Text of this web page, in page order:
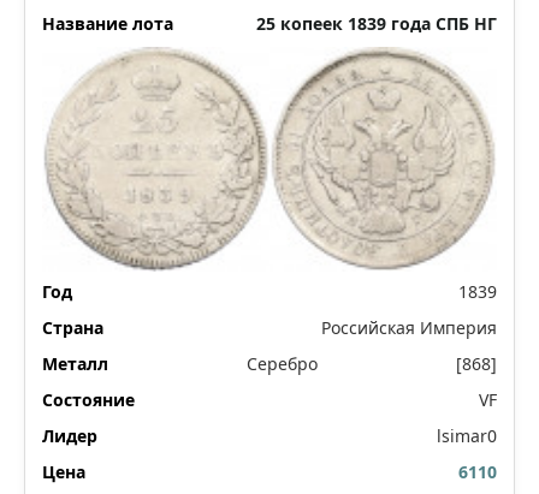
25 копеек 1839 года СПБ НГ
1839
Российская Империя
Серебро
[868]
VF
lsimar0
6110